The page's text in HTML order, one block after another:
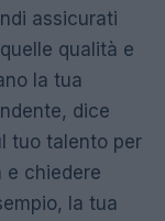
assicurati
qualità e
la tua
dice
tuo talento per
chiedere
la tua